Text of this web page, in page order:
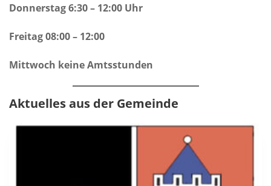
Donnerstag 6:30 – 12:00 Uhr
Freitag 08:00 – 12:00
Mittwoch keine Amtsstunden
Aktuelles aus der Gemeinde